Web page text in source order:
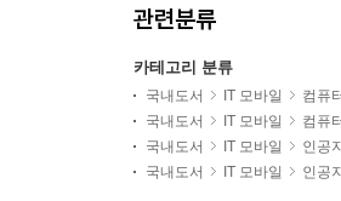
관련분류
카테고리 분류
국내도서 IT 모바일 컴퓨
국내도서
IT 모바일 컴퓨
국내도서
IT 모바일 인공
국내도서
IT 모바일 인공